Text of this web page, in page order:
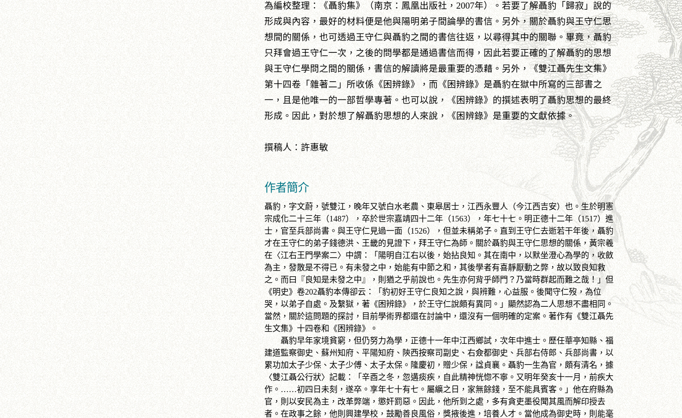
為編校整理：《聶豹集》（南京：鳳凰出版社，2007年）。若要了解聶豹「歸寂」說的
形成與內容，最好的材料便是他與陽明弟子間論學的書信。另外，關於聶豹與王守仁思
想間的關係，也可透過王守仁與聶豹之間的書信往返，以尋得其中的關聯。畢竟，聶豹
只拜會過王守仁一次，之後的問學都是通過書信而得，因此若要正確的了解聶豹的思想
與王守仁學問之間的關係，書信的解讀將是最重要的憑藉。另外，《雙江聶先生文集》
第十四卷「雜著二」所收係《困辨錄》，而《困辨錄》是聶豹在獄中所寫的三部書之
一，且是他唯一的一部哲學專著。也可以說，《困辨錄》的撰述表明了聶豹思想的最終
形成。因此，對於想了解聶豹思想的人來說，《困辨錄》是重要的文獻依據。
撰稿人：許惠敏
作者簡介
聶豹，字文蔚，號雙江，晚年又號白水老農、東皋居士，江西永豐人（今江西吉安）也。生於明憲
宗成化二十三年（1487），卒於世宗嘉靖四十二年（1563），年七十七。明正德十二年（1517）進
士，官至兵部尚書。與王守仁見過一面（1526），但並未稱弟子。直到王守仁去逝若干年後，聶豹
才在王守仁的弟子錢德洪、王畿的見證下，拜王守仁為師。關於聶豹與王守仁思想的關係，黃宗羲
在〈江右王門學案二〉中謂：「陽明自江右以後，始拈良知。其在南中，以默坐澄心為學的，收斂
為主，發散是不得已。有未發之中，始能有中節之和，其後學者有喜靜厭動之弊，故以致良知救
之。而曰『良知是未發之中』，則猶之乎前說也。先生亦何背乎師門？乃當時群起而難之哉！」但
《明史》卷202聶豹本傳卻云：「豹初好王守仁良知之說，與辨難，心益服。後聞守仁歿，為位
哭，以弟子自處。及繫獄，著《困辨錄》，於王守仁說頗有異同。」顯然認為二人思想不盡相同。
當然，關於這問題的探討，目前學術界都還在討論中，還沒有一個明確的定案。著作有《雙江聶先
生文集》十四卷和《困辨錄》。
聶豹早年家境貧窮，但仍努力為學，正德十一年中江西鄉試，次年中進士。歷任華亭知縣、福
建道監察御史、蘇州知府、平陽知府、陝西按察司副史、右僉都御史、兵部右侍郎、兵部尚書，以
累功加太子少保、太子少傅、太子太保。隆慶初，贈少保，諡貞襄。聶豹一生為官，頗有清名，據
〈雙江聶公行狀〉記載：「辛酉之冬，忽遘痰疾，自此精神恍惚不寧。又明年癸亥十一月，前疾大
作。……初四日未刻，遂卒。享年七十有七。屬纊之日，家無餘錢，至不能具賓客。」他在府縣為
官，則以安民為主，改革弊端，懲奸罰惡。因此，他所到之處，多有貪吏墨役聞其風而解印授去
者。在政事之餘，他則興建學校，鼓勵善良風俗，獎掖後進，培養人才。當他成為御史時，則能毫